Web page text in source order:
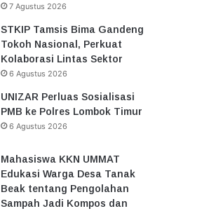
7 Agustus 2026
STKIP Tamsis Bima Gandeng
Tokoh Nasional, Perkuat
Kolaborasi Lintas Sektor
6 Agustus 2026
UNIZAR Perluas Sosialisasi
PMB ke Polres Lombok Timur
6 Agustus 2026
Mahasiswa KKN UMMAT
Edukasi Warga Desa Tanak
Beak tentang Pengolahan
Sampah Jadi Kompos dan